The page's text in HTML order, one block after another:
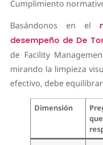
Cumplimiento
Basándonos en el
desempeño de De
de Facility
mirando la limpieza
efectivo, debe
Dimensión
que